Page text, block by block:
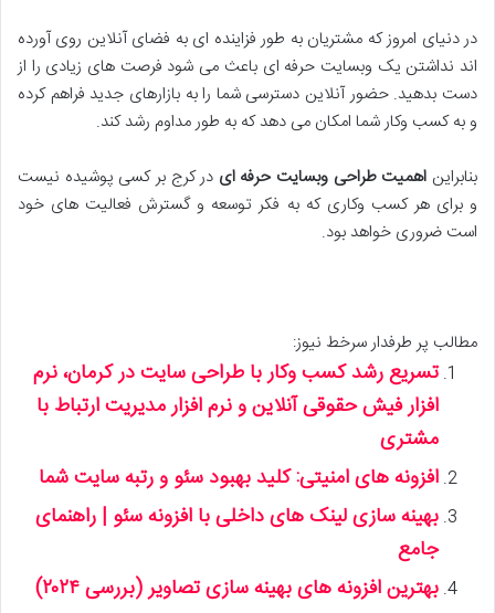
در دنیای امروز که مشتریان به طور فزاینده ای به فضای آنلاین روی آورده
اند نداشتن یک وبسایت حرفه ای باعث می شود فرصت های زیادی را از
دست بدهید. حضور آنلاین دسترسی شما را به بازارهای جدید فراهم کرده
و به کسب وکار شما امکان می دهد که به طور مداوم رشد کند.
بنابراین اهمیت طراحی وبسایت حرفه ای در کرج بر کسی پوشیده نیست
و برای هر کسب وکاری که به فکر توسعه و گسترش فعالیت های خود
است ضروری خواهد بود.
مطالب پر طرفدار سرخط نیوز:
تسریع رشد کسب وکار با طراحی سایت در کرمان، نرم
افزار فیش حقوقی آنلاین و نرم افزار مدیریت ارتباط با
مشتری
افزونه های امنیتی: کلید بهبود سئو و رتبه سایت شما
بهینه سازی لینک های داخلی با افزونه سئو | راهنمای
جامع
بهترین افزونه های بهینه سازی تصاویر (بررسی ۲۰۲۴)